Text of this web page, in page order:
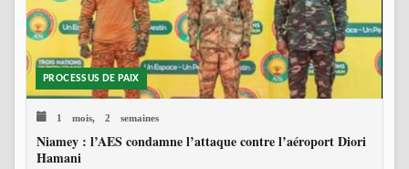
PROCESSUS DE PAIX
1 mois, 2 semaines
Niamey : l’AES condamne l’attaque contre l’aéroport Diori
Hamani